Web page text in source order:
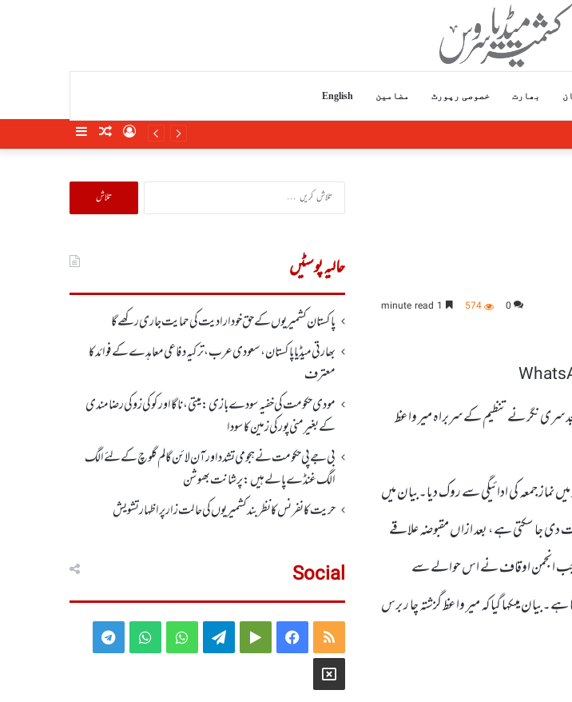
بھارت خصوصی رپورٹ مضامین English
کا سودا SidebarRandomLog
0
574
سری نگر نے تنظیم کے سربراہ میر واعظ
نے میر واعظ کو آج مسلسل 208ویں ہفتے جامع مسجد میں نماز جمعہ کی ادائیگی سے روک دیا۔بیان میں
دی جا سکتی ہے، بعد ازاں مقبوضہ علاقے
جب انجمن اوقاف نے اس حوالے سے
میںکہا گیا کہ میر واعظ گزشتہ چا ر برس
تلاش
کریں
حالیہ پوسٹیں
پاکستان کشمیریوں کے حق خودارادیت کی حمایت جاری رکھے گا
بھارتی میڈیا پاکستان، سعودی عرب، ترکیہ دفاعی معاہدے کے فوائد کا
معترف
مودی حکومت کی خفیہ سودے بازی: میتی، ناگا اور کوکی زو کی رضامندی
کے بغیر منی پور کی زمین کا سودا
بی جے پی حکومت نے ہجومی تشدد اورآن لائن گالم گلوچ کے لئے الگ
الگ غنڈے پالے ہیں: پرشانت بھوشن
حریت کانفرنس کا نظر بند کشمیریوں کی حالت زار پر اظہار تشویش
Social
RSS
Facebook
Google
Telegram
WhatsApp
WhatsApp
Telegram
X